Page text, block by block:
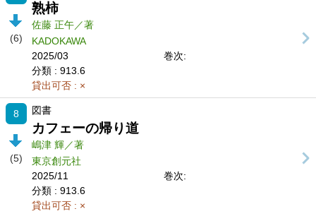
(6)
熟柿
佐藤 正午／著
KADOKAWA
2025/03
巻次:
分類 : 913.6
貸出可否 : ×
8
(5)
図書
カフェーの帰り道
嶋津 輝／著
東京創元社
2025/11
巻次:
分類 : 913.6
貸出可否 : ×